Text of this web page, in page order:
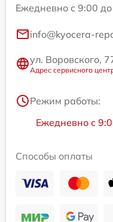
Ежедневно с 9:00
info@kyocera-
ул. Воровского,
Адрес сервисного
Режим работы:
Ежедневно с
Способы оплаты